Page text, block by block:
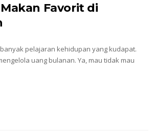
Favorit di
pelajaran kehidupan yang kudapat.
uang bulanan. Ya, mau tidak mau